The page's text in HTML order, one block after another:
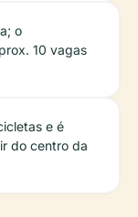
o
10 vagas
e é
do centro da